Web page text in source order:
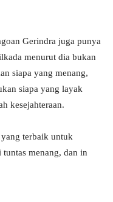
Gerindra juga punya
menurut dia bukan
siapa yang menang,
siapa yang layak
kesejahteraan.
terbaik untuk
menang, dan in